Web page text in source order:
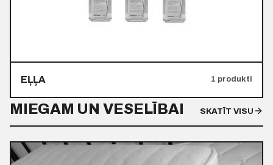
EĻĻA 1 produkti
MIEGAM UN VESELĪBAI SKATĪT VISU